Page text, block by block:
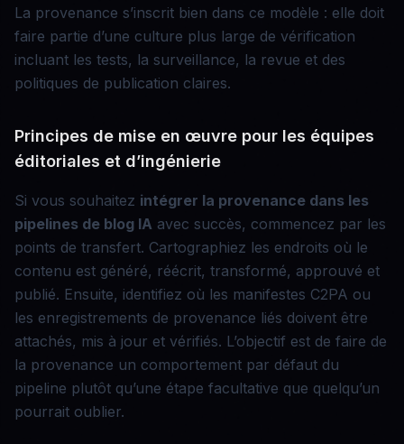
La provenance s’inscrit bien dans ce modèle : elle doit
faire partie d’une culture plus large de vérification
incluant les tests, la surveillance, la revue et des
politiques de publication claires.
Principes de mise en œuvre pour les équipes
éditoriales et d’ingénierie
Si vous souhaitez intégrer la provenance dans les
pipelines de blog IA avec succès, commencez par les
points de transfert. Cartographiez les endroits où le
contenu est généré, réécrit, transformé, approuvé et
publié. Ensuite, identifiez où les manifestes C2PA ou
les enregistrements de provenance liés doivent être
attachés, mis à jour et vérifiés. L’objectif est de faire de
la provenance un comportement par défaut du
pipeline plutôt qu’une étape facultative que quelqu’un
pourrait oublier.